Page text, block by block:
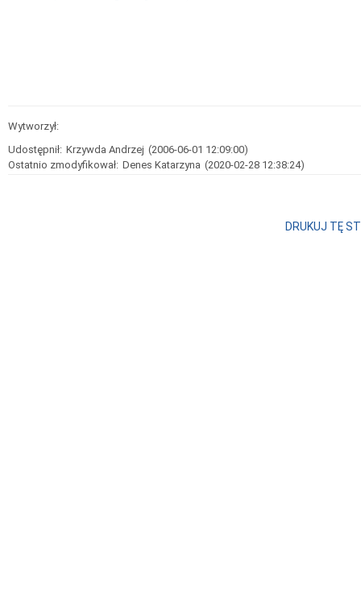
Wytworzył:
Udostępnił: Krzywda Andrzej (2006-06-01 12:09:00)
Ostatnio zmodyfikował: Denes Katarzyna (2020-02-28 12:38:24)
DRUKUJ TĘ